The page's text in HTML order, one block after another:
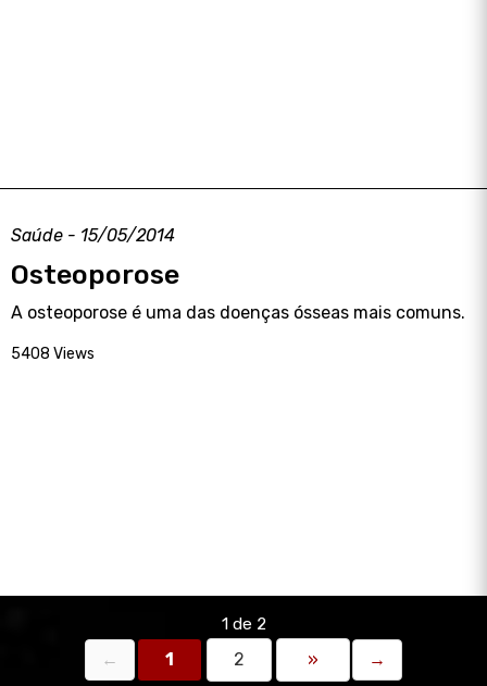
Saúde - 15/05/2014
Osteoporose
A osteoporose é uma das doenças ósseas mais comuns.
5408 Views
←
1 de 2
1 2 » →